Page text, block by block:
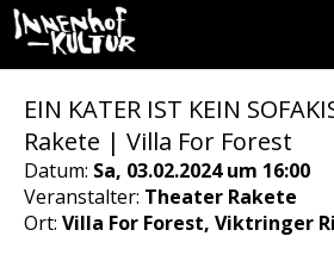
EIN KATER IST KEIN
Rakete | Villa For Forest
Datum: Sa, 03.02.2024 um 16:00
Veranstalter: Theater Rakete
Ort: Villa For Forest, Viktringer